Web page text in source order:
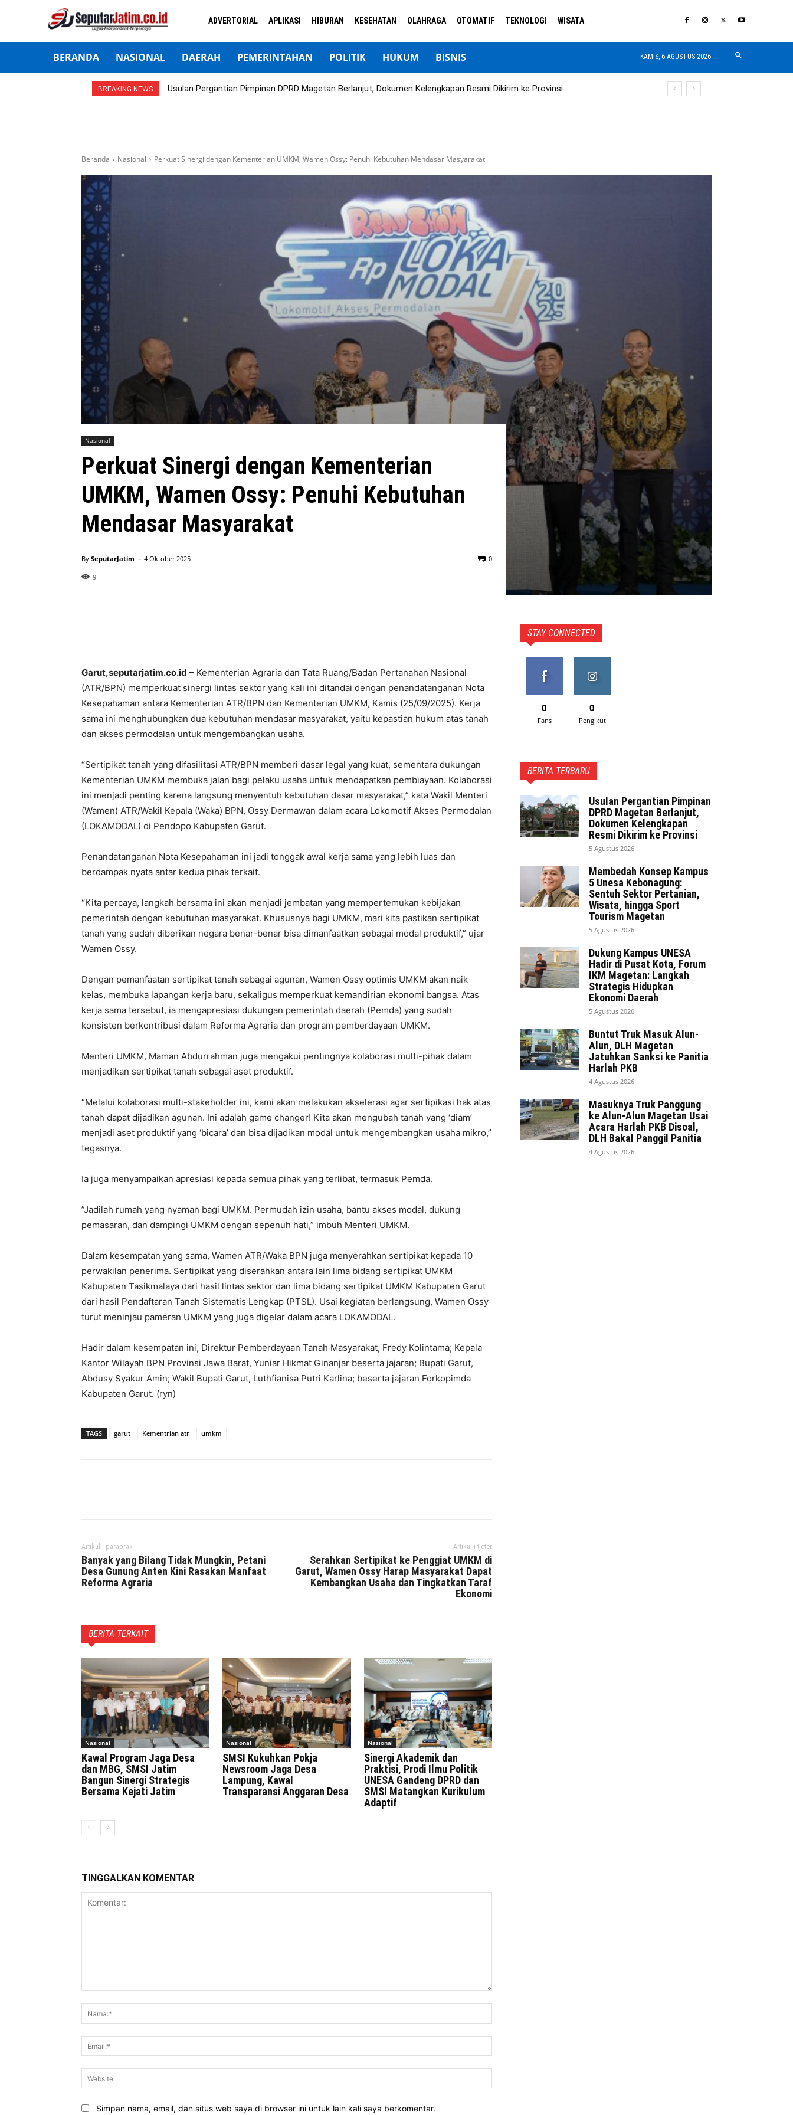
ADVERTORIAL APLIKASI HIBURAN KESEHATAN OLAHRAGA OTOMATIF TEKNOLOGI WISATA
BERANDA NASIONAL DAERAH PEMERINTAHAN POLITIK HUKUM BISNIS KAMIS, 6 AGUSTUS 2026
BREAKING NEWS Usulan Pergantian Pimpinan DPRD Magetan Berlanjut, Dokumen Kelengkapan Resmi Dikirim ke Provinsi
Beranda Nasional Perkuat Sinergi dengan Kementerian UMKM, Wamen Ossy: Penuhi Kebutuhan Mendasar Masyarakat
Nasional
Perkuat Sinergi dengan Kementerian
UMKM, Wamen Ossy: Penuhi Kebutuhan
Mendasar Masyarakat
By SeputarJatim - 0
4 Oktober 2025
9
Garut,seputarjatim.co.id – Kementerian Agraria dan Tata Ruang/Badan Pertanahan Nasional
(ATR/BPN) memperkuat sinergi lintas sektor yang kali ini ditandai dengan penandatanganan Nota
Kesepahaman antara Kementerian ATR/BPN dan Kementerian UMKM, Kamis (25/09/2025). Kerja
sama ini menghubungkan dua kebutuhan mendasar masyarakat, yaitu kepastian hukum atas tanah
dan akses permodalan untuk mengembangkan usaha.
“Sertipikat tanah yang difasilitasi ATR/BPN memberi dasar legal yang kuat, sementara dukungan
Kementerian UMKM membuka jalan bagi pelaku usaha untuk mendapatkan pembiayaan. Kolaborasi
ini menjadi penting karena langsung menyentuh kebutuhan dasar masyarakat,” kata Wakil Menteri
(Wamen) ATR/Wakil Kepala (Waka) BPN, Ossy Dermawan dalam acara Lokomotif Akses Permodalan
(LOKAMODAL) di Pendopo Kabupaten Garut.
Penandatanganan Nota Kesepahaman ini jadi tonggak awal kerja sama yang lebih luas dan
berdampak nyata antar kedua pihak terkait.
“Kita percaya, langkah bersama ini akan menjadi jembatan yang mempertemukan kebijakan
pemerintah dengan kebutuhan masyarakat. Khususnya bagi UMKM, mari kita pastikan sertipikat
tanah yang sudah diberikan negara benar-benar bisa dimanfaatkan sebagai modal produktif,” ujar
Wamen Ossy.
Dengan pemanfaatan sertipikat tanah sebagai agunan, Wamen Ossy optimis UMKM akan naik
kelas, membuka lapangan kerja baru, sekaligus memperkuat kemandirian ekonomi bangsa. Atas
kerja sama tersebut, ia mengapresiasi dukungan pemerintah daerah (Pemda) yang sudah
konsisten berkontribusi dalam Reforma Agraria dan program pemberdayaan UMKM.
Menteri UMKM, Maman Abdurrahman juga mengakui pentingnya kolaborasi multi-pihak dalam
menjadikan sertipikat tanah sebagai aset produktif.
“Melalui kolaborasi multi-stakeholder ini, kami akan melakukan akselerasi agar sertipikasi hak atas
tanah dapat dijadikan agunan. Ini adalah game changer! Kita akan mengubah tanah yang ‘diam’
menjadi aset produktif yang ‘bicara’ dan bisa dijadikan modal untuk mengembangkan usaha mikro,”
tegasnya.
Ia juga menyampaikan apresiasi kepada semua pihak yang terlibat, termasuk Pemda.
”Jadilah rumah yang nyaman bagi UMKM. Permudah izin usaha, bantu akses modal, dukung
pemasaran, dan dampingi UMKM dengan sepenuh hati,” imbuh Menteri UMKM.
Dalam kesempatan yang sama, Wamen ATR/Waka BPN juga menyerahkan sertipikat kepada 10
perwakilan penerima. Sertipikat yang diserahkan antara lain lima bidang sertipikat UMKM
Kabupaten Tasikmalaya dari hasil lintas sektor dan lima bidang sertipikat UMKM Kabupaten Garut
dari hasil Pendaftaran Tanah Sistematis Lengkap (PTSL). Usai kegiatan berlangsung, Wamen Ossy
turut meninjau pameran UMKM yang juga digelar dalam acara LOKAMODAL.
Hadir dalam kesempatan ini, Direktur Pemberdayaan Tanah Masyarakat, Fredy Kolintama; Kepala
Kantor Wilayah BPN Provinsi Jawa Barat, Yuniar Hikmat Ginanjar beserta jajaran; Bupati Garut,
Abdusy Syakur Amin; Wakil Bupati Garut, Luthfianisa Putri Karlina; beserta jajaran Forkopimda
Kabupaten Garut. (ryn)
TAGS garut Kementrian atr umkm
Artikulli paraprak
Banyak yang Bilang Tidak Mungkin, Petani
Desa Gunung Anten Kini Rasakan Manfaat
Reforma Agraria
Artikulli tjetër
Serahkan Sertipikat ke Penggiat UMKM di
Garut, Wamen Ossy Harap Masyarakat Dapat
Kembangkan Usaha dan Tingkatkan Taraf
Ekonomi
BERITA TERKAIT
Nasional
Kawal Program Jaga Desa
dan MBG, SMSI Jatim
Bangun Sinergi Strategis
Bersama Kejati Jatim
Nasional
SMSI Kukuhkan Pokja
Newsroom Jaga Desa
Lampung, Kawal
Transparansi Anggaran Desa
Nasional
Sinergi Akademik dan
Praktisi, Prodi Ilmu Politik
UNESA Gandeng DPRD dan
SMSI Matangkan Kurikulum
Adaptif
TINGGALKAN KOMENTAR
Simpan nama, email, dan situs web saya di browser ini untuk lain kali saya berkomentar.
STAY CONNECTED
0
Fans
0
Pengikut
BERITA TERBARU
Usulan Pergantian Pimpinan
DPRD Magetan Berlanjut,
Dokumen Kelengkapan
Resmi Dikirim ke Provinsi
5 Agustus 2026
Membedah Konsep Kampus
5 Unesa Kebonagung:
Sentuh Sektor Pertanian,
Wisata, hingga Sport
Tourism Magetan
5 Agustus 2026
Dukung Kampus UNESA
Hadir di Pusat Kota, Forum
IKM Magetan: Langkah
Strategis Hidupkan
Ekonomi Daerah
5 Agustus 2026
Buntut Truk Masuk Alun-
Alun, DLH Magetan
Jatuhkan Sanksi ke Panitia
Harlah PKB
4 Agustus 2026
Masuknya Truk Panggung
ke Alun-Alun Magetan Usai
Acara Harlah PKB Disoal,
DLH Bakal Panggil Panitia
4 Agustus 2026